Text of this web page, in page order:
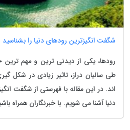
شگفت انگیزترین رودهای دنیا را
رودها، یکی از دیدنی ترین و مهم
طی سالیان دراز، تاثیر زیادی در شکل
اند. در این مقاله با فهرستی از شگفت
دنیا آشنا می شویم. با خبرنگاران همراه